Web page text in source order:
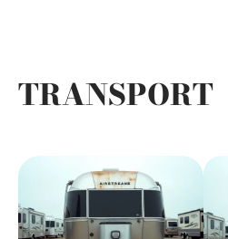
TRANSPORT